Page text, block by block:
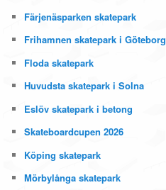
Färjenäsparken skatepark
Frihamnen skatepark i Göteborg
Floda skatepark
Huvudsta skatepark i Solna
Eslöv skatepark i betong
Skateboardcupen 2026
Köping skatepark
Mörbylånga skatepark